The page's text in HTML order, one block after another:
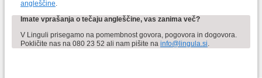
angleščine.
Imate vprašanja o tečaju angleščine, vas zanima več?
V Linguli prisegamo na pomembnost govora, pogovora in dogovora.
Pokličite nas na 080 23 52 ali nam pišite na info@lingula.si.